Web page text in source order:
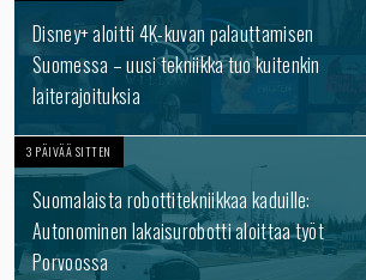
Disney+ aloitti 4K-kuvan palauttamisen
Suomessa – uusi tekniikka tuo kuitenkin
laiterajoituksia
3 PÄIVÄÄ SITTEN
Suomalaista robottitekniikkaa kaduille:
Autonominen lakaisurobotti aloittaa työt
Porvoossa